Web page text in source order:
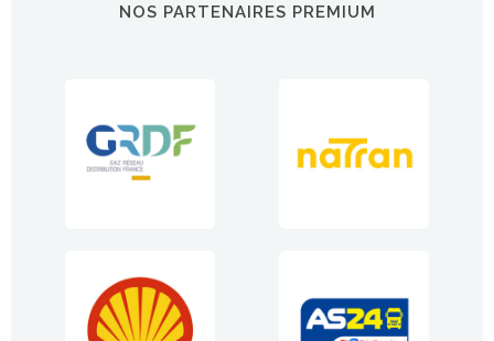
NOS PARTENAIRES PREMIUM